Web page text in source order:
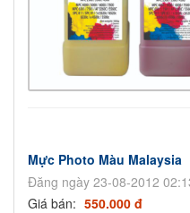
Mực Photo Màu Malaysia
Đăng ngày 23-08-2012
Giá bán: 550.000 đ